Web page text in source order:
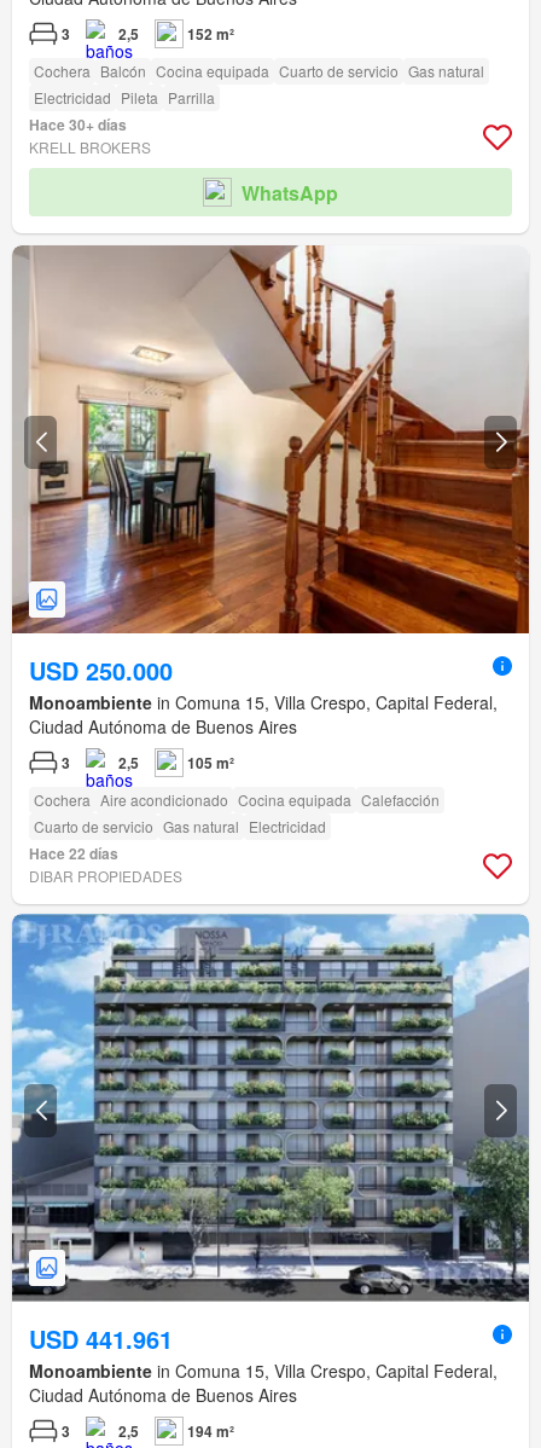
3 2,5 152 m²
Cochera Balcón Cocina equipada Cuarto de servicio Gas natural
Electricidad Pileta Parrilla
Hace 30+ días
KRELL BROKERS
WhatsApp
USD 250.000
Monoambiente in Comuna 15, Villa Crespo, Capital Federal,
Ciudad Autónoma de Buenos Aires
3 2,5 105 m²
Cochera Aire acondicionado Cocina equipada Calefacción
Cuarto de servicio Gas natural Electricidad
Hace 22 días
DIBAR PROPIEDADES
USD 441.961
Monoambiente in Comuna 15, Villa Crespo, Capital Federal,
Ciudad Autónoma de Buenos Aires
3 2,5 194 m²